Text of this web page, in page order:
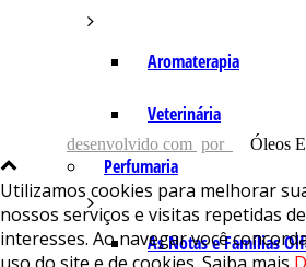
Aromaterapia
Veterinária
Perfumaria
As Notas e Famílias
desenvolvido com por Óleos
Utilizamos cookies para melhorar
nossos serviços e visitas repetidas
interesses. Ao navegar você